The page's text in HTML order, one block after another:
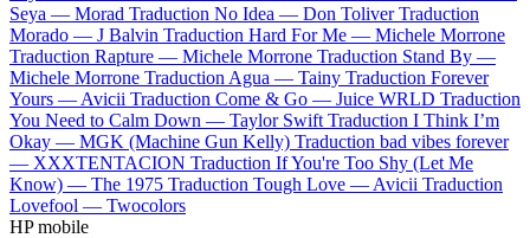
Seya — Morad Traduction No Idea — Don Toliver Traduction
Morado — J Balvin Traduction Hard For Me — Michele Morrone
Traduction Rapture — Michele Morrone Traduction Stand By —
Michele Morrone Traduction Agua — Tainy Traduction Forever
Yours — Avicii Traduction Come & Go — Juice WRLD Traduction
You Need to Calm Down — Taylor Swift Traduction I Think I’m
Okay — MGK (Machine Gun Kelly) Traduction bad vibes forever
— XXXTENTACION Traduction If You're Too Shy (Let Me
Know) — The 1975 Traduction Tough Love — Avicii Traduction
Lovefool — Twocolors
HP mobile